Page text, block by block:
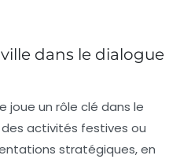
dans le dialogue
joue un rôle clé dans le
activités festives ou
stratégiques, en